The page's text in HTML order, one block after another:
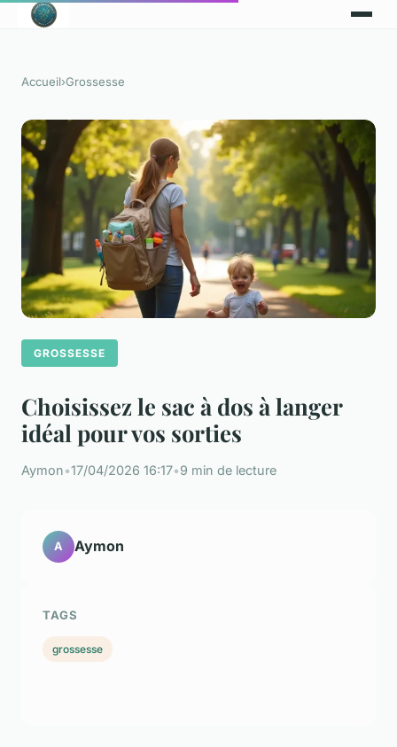
Accueil›Grossesse
GROSSESSE
Choisissez le sac à dos à langer
idéal pour vos sorties
Aymon•17/04/2026 16:17•9 min de lecture
A Aymon
TAGS
grossesse